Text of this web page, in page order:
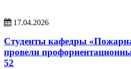
17.04.2026
Студенты кафедры
провели
52